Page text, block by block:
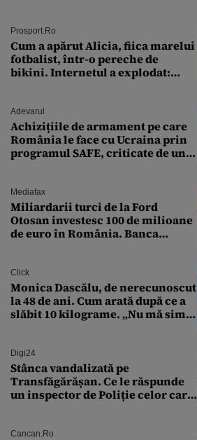
Prosport.ro
Cum a apărut Alicia, fiica marelui
fotbalist, într-o pereche de
bikini. Internetul a explodat:
Adevarul
Achizițiile de armament pe care
România le face cu Ucraina prin
programul SAFE, criticate de un
Mediafax
Miliardarii turci de la Ford
Otosan investesc 100 de milioane
de euro în România. Banca
Click
Monica Dascălu, de nerecunoscut
la 48 de ani. Cum arată după ce a
slăbit 10 kilograme. „Nu mă simt
Digi24
Stânca vandalizată pe
Transfăgărășan. Ce le răspunde
un inspector de Poliție celor care
Cancan.ro